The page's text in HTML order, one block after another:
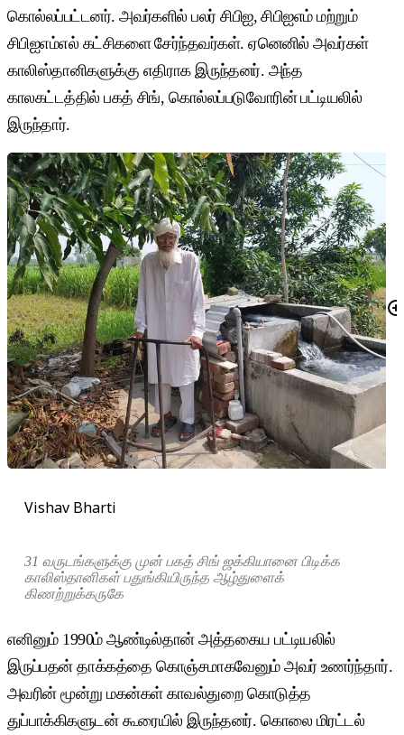
கொல்லப்பட்டனர். அவர்களில் பலர் சிபிஐ, சிபிஐஎம் மற்றும்
சிபிஐஎம்எல் கட்சிகளை சேர்ந்தவர்கள். ஏனெனில் அவர்கள்
காலிஸ்தானிகளுக்கு எதிராக இருந்தனர். அந்த
காலகட்டத்தில் பகத் சிங், கொல்லப்படுவோரின் பட்டியலில்
இருந்தார்.
Vishav Bharti
31 வருடங்களுக்கு முன் பகத் சிங் ஜக்கியானை பிடிக்க
காலிஸ்தானிகள் பதுங்கியிருந்த ஆழ்துளைக்
கிணற்றுக்கருகே
எனினும் 1990ம் ஆண்டில்தான் அத்தகைய பட்டியலில்
இருப்பதன் தாக்கத்தை கொஞ்சமாகவேனும் அவர் உணர்ந்தார்.
அவரின் மூன்று மகன்கள் காவல்துறை கொடுத்த
துப்பாக்கிகளுடன் கூரையில் இருந்தனர். கொலை மிரட்டல்